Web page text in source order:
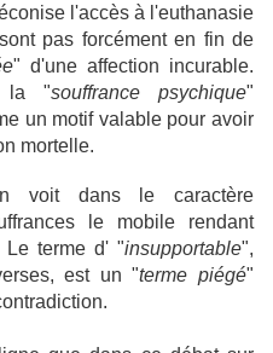
l'accès à l'euthanasie
pas forcément en fin de
" d'une affection incurable.
la "souffrance psychique"
un motif valable pour avoir
mortelle.
voit dans le caractère
le mobile rendant
Le terme d' "insupportable",
est un "terme piégé"